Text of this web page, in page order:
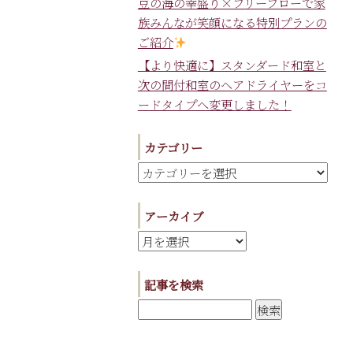
族みんなが笑顔になる特別プランの
ご紹介
【より快適に】スタンダード和室と
次の間付和室のヘアドライヤーをコ
ードタイプへ変更しました！
カテゴリー
アーカイブ
記事を検索